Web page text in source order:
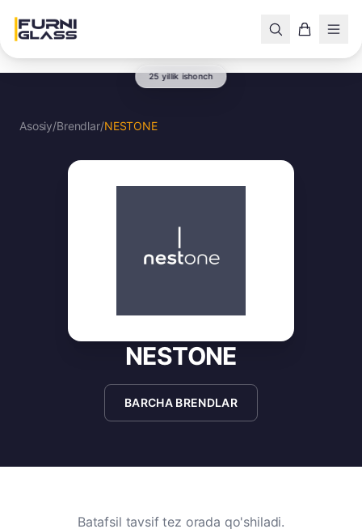
25 yillik ishonch
Asosiy/Brendlar/NESTONE
NESTONE
BARCHA BRENDLAR
Batafsil tavsif tez orada qo'shiladi.